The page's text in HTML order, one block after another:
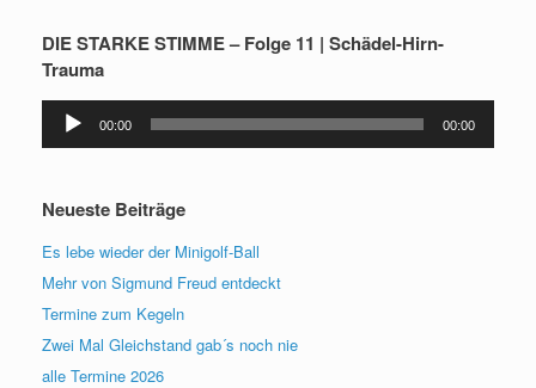
DIE STARKE STIMME – Folge 11 | Schädel-Hirn-
Trauma
Audio-
Player
00:00 00:00
Neueste Beiträge
Es lebe wieder der Minigolf-Ball
Mehr von Sigmund Freud entdeckt
Termine zum Kegeln
Zwei Mal Gleichstand gab´s noch nie
alle Termine 2026